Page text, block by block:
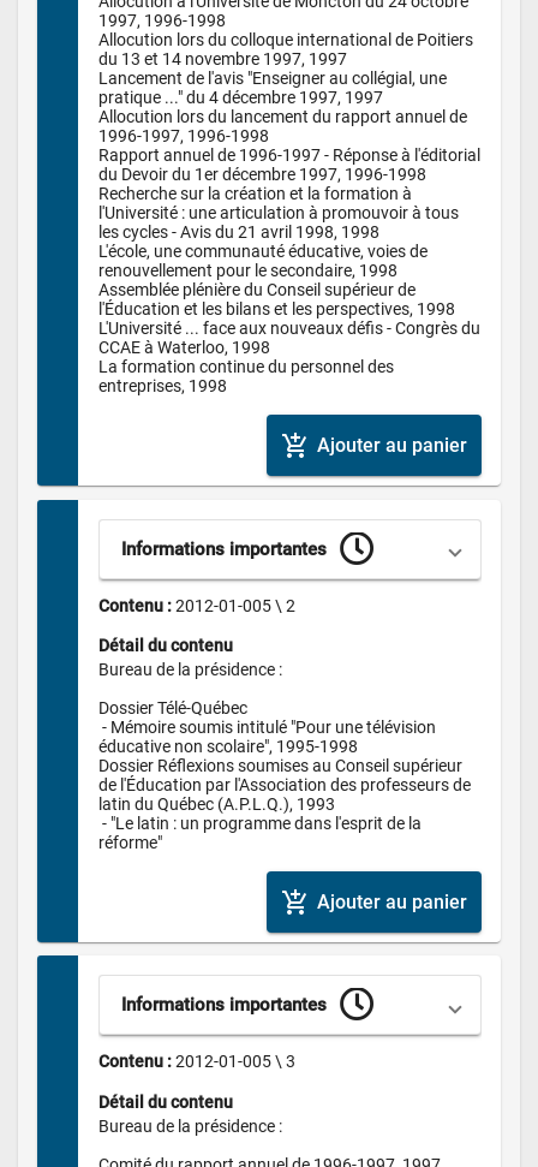
1997, 1996-1998
Allocution lors du colloque international de Poitiers
du 13 et 14 novembre 1997, 1997
Lancement de l'avis "Enseigner au collégial, une
pratique ..." du 4 décembre 1997, 1997
Allocution lors du lancement du rapport annuel de
1996-1997, 1996-1998
Rapport annuel de 1996-1997 - Réponse à l'éditorial
du Devoir du 1er décembre 1997, 1996-1998
Recherche sur la création et la formation à
l'Université : une articulation à promouvoir à tous
les cycles - Avis du 21 avril 1998, 1998
L'école, une communauté éducative, voies de
renouvellement pour le secondaire, 1998
Assemblée plénière du Conseil supérieur de
l'Éducation et les bilans et les perspectives, 1998
L'Université ... face aux nouveaux défis - Congrès du
CCAE à Waterloo, 1998
La formation continue du personnel des
entreprises, 1998
add_shopping_cart Ajouter au panier
Informations importantes
Contenu : 2012-01-005 \ 2
Détail du contenu
Bureau de la présidence :
Dossier Télé-Québec
- Mémoire soumis intitulé "Pour une télévision
éducative non scolaire", 1995-1998
Dossier Réflexions soumises au Conseil supérieur
de l'Éducation par l'Association des professeurs de
latin du Québec (A.P.L.Q.), 1993
- "Le latin : un programme dans l'esprit de la
réforme"
add_shopping_cart Ajouter au panier
Informations importantes
Contenu : 2012-01-005 \ 3
Détail du contenu
Bureau de la présidence :